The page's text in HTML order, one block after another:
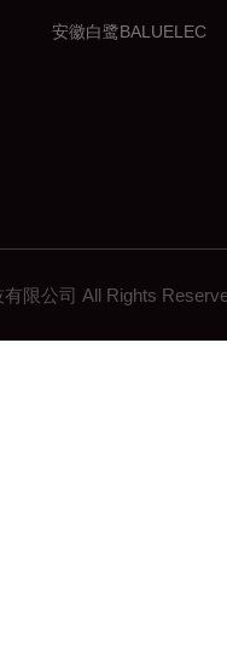
安徽白鹭BALUELEC
有限公司 All Rights